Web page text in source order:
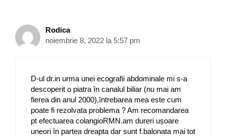
t
Rodica
noiembrie 8, 2022 la 5:57 pm
D-ul dr.in urma unei ecografii abdominale mi s-a
descoperit o piatra în canalul biliar (nu mai am
fierea din anul 2000),întrebarea mea este cum
poate fi rezolvata problema ? Am recomandarea
pt efectuarea colangioRMN.am dureri ușoare
uneori în partea dreapta dar sunt f.balonata mai tot